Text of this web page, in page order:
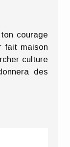
courage
fait maison
culture
des